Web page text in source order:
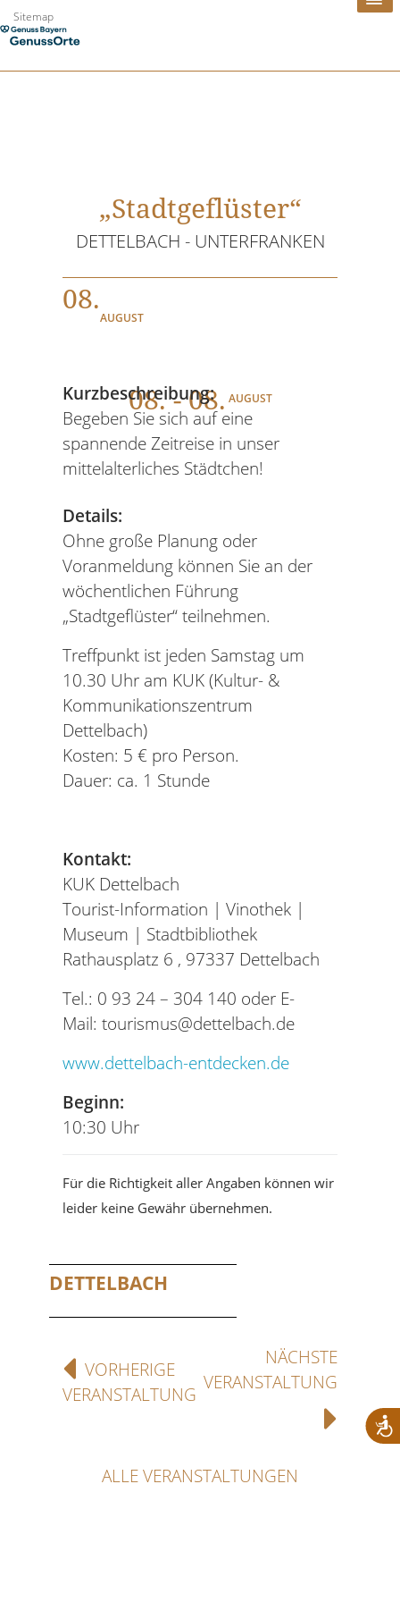
Zum
Inhalt
Sitemap
„Stadtgeflüster“
DETTELBACH - UNTERFRANKEN
08.
AUGUST
08. - 08. AUGUST
Kurzbeschreibung:
Begeben Sie sich auf eine
spannende Zeitreise in unser
mittelalterliches Städtchen!
Details:
Ohne große Planung oder
Voranmeldung können Sie an der
wöchentlichen Führung
„Stadtgeflüster“ teilnehmen.
Treffpunkt ist jeden Samstag um
10.30 Uhr am KUK (Kultur- &
Kommunikationszentrum
Dettelbach)
Kosten: 5 € pro Person.
Dauer: ca. 1 Stunde
Kontakt:
KUK Dettelbach
Tourist-Information | Vinothek |
Museum | Stadtbibliothek
Rathausplatz 6 , 97337 Dettelbach
Tel.: 0 93 24 – 304 140 oder E-
Mail: tourismus@dettelbach.de
www.dettelbach-entdecken.de
Beginn:
10:30 Uhr
Für die Richtigkeit aller Angaben können wir
leider keine Gewähr übernehmen.
DETTELBACH
VORHERIGE
VERANSTALTUNG
NÄCHSTE
VERANSTALTUNG
ALLE VERANSTALTUNGEN